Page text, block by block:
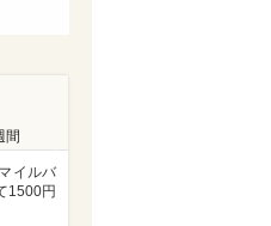
間
イルバ
1500円